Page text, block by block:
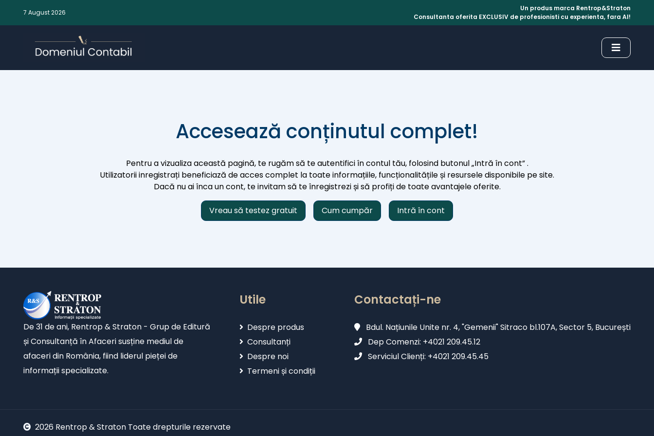
7 August 2026
Un produs marca Rentrop&Straton
Consultanta oferita EXCLUSIV de profesionisti cu experienta, fara AI!
Accesează conținutul complet!
Pentru a vizualiza această pagină, te rugăm să te autentifici în contul tău, folosind butonul „Intră în cont” .
Utilizatorii inregistrați beneficiază de acces complet la toate informațiile, funcționalitățile și resursele disponibile pe site.
Dacă nu ai înca un cont, te invitam să te înregistrezi și să profiți de toate avantajele oferite.
Vreau să testez gratuit Cum cumpăr Intră în cont
De 31 de ani, Rentrop & Straton - Grup de Editură
și Consultanță în Afaceri susține mediul de
afaceri din România, fiind liderul pieței de
informații specializate.
Utile
Despre produs
Consultanți
Despre noi
Termeni și condiții
Contactați-ne
Bdul. Națiunile Unite nr. 4, "Gemenii" Sitraco bl.107A, Sector 5, București
Dep Comenzi: +4021 209.45.12
Serviciul Clienți: +4021 209.45.45
2026 Rentrop & Straton Toate drepturile rezervate